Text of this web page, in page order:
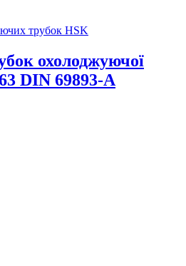
трубок HSK
охолоджуючої
DIN 69893-А